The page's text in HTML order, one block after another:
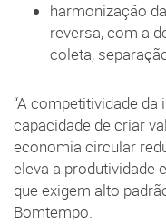
harmonização
reversa, com a
coleta,
“A competitividade da
capacidade de criar
economia circular
eleva a produtividade
que exigem alto
Bomtempo.